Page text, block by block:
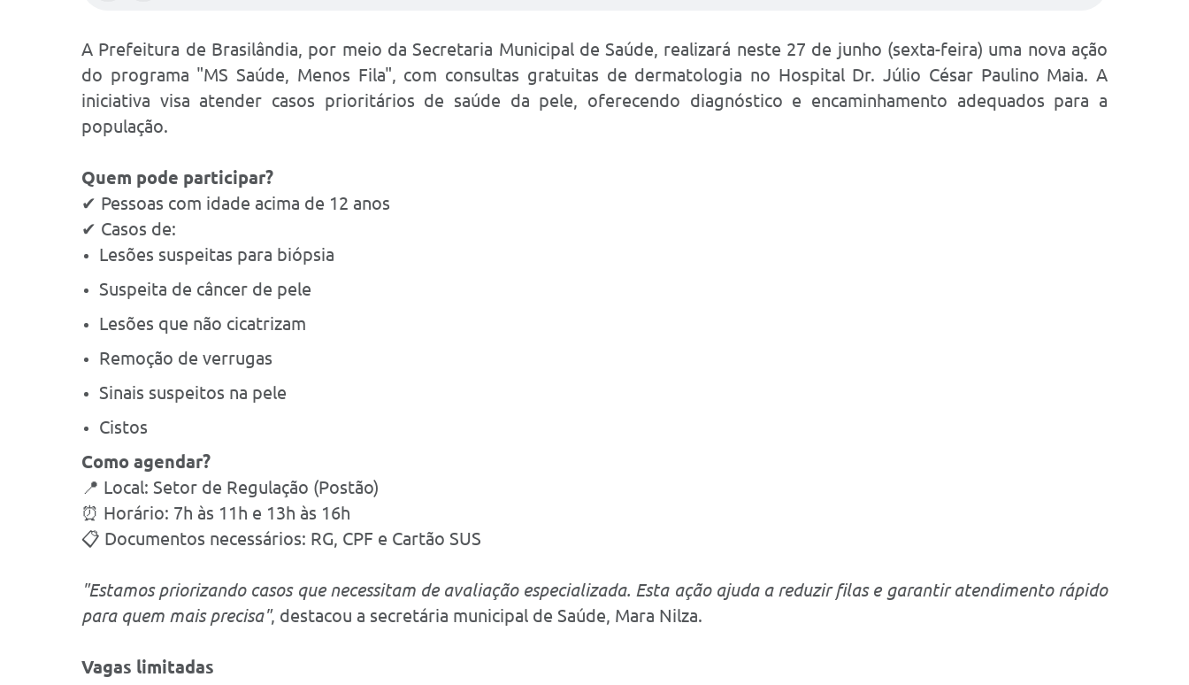
A Prefeitura de Brasilândia, por meio da Secretaria Municipal de Saúde, realizará neste 27 de junho (sexta-feira) uma nova ação
do programa "MS Saúde, Menos Fila", com consultas gratuitas de dermatologia no Hospital Dr. Júlio César Paulino Maia. A
iniciativa visa atender casos prioritários de saúde da pele, oferecendo diagnóstico e encaminhamento adequados para a
população.
Quem pode participar?
✔ Pessoas com idade acima de 12 anos
✔ Casos de:
Lesões suspeitas para biópsia
Suspeita de câncer de pele
Lesões que não cicatrizam
Remoção de verrugas
Sinais suspeitos na pele
Cistos
Como agendar?
📍 Local: Setor de Regulação (Postão)
⏰ Horário: 7h às 11h e 13h às 16h
📋 Documentos necessários: RG, CPF e Cartão SUS
"Estamos priorizando casos que necessitam de avaliação especializada. Esta ação ajuda a reduzir filas e garantir atendimento rápido
para quem mais precisa", destacou a secretária municipal de Saúde, Mara Nilza.
Vagas limitadas